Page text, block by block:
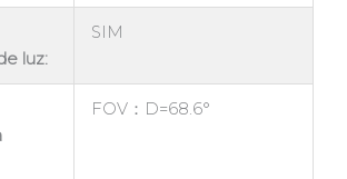
luz:
SIM
FOV：D=68.6°